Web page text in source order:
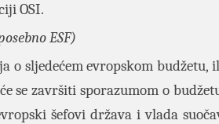
OSI.
ESF)
sljedećem evropskom budžetu,
se završiti sporazumom o
šefovi država i vlada